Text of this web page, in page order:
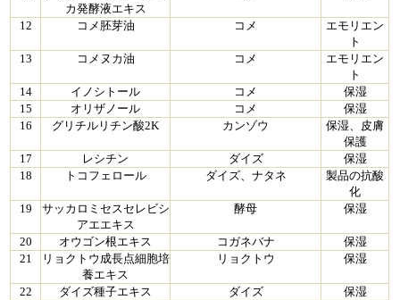
カ発酵液エキス
12 コメ胚芽油 コメ
エモリエン
ト
13
コメヌカ油 コメ
エモリエン
ト
14
イノシトール コメ
保湿
15
オリザノール コメ
保湿
16
グリチルリチン酸2K カンゾウ
保湿、皮膚
保護
17
レシチン ダイズ
保湿
18
トコフェロール ダイズ、ナタネ
製品の抗酸
化
19
サッカロミセスセレビシ
アエエキス
酵母 保湿
20 オウゴン根エキス コガネバナ
保湿
21
リョクトウ成長点細胞培
養エキス
リョクトウ 保湿
22 ダイズ種子エキス ダイズ
保湿